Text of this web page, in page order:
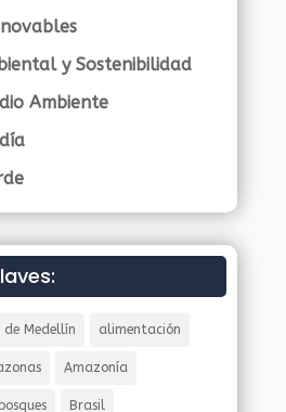
y Sostenibilidad
Ambiente
Medellín alimentación
Amazonía
bosques Brasil